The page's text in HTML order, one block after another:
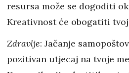
resursa može se dogoditi
Kreativnost će obogatiti
Zdravlje: Jačanje
pozitivan utjecaj na tvoje